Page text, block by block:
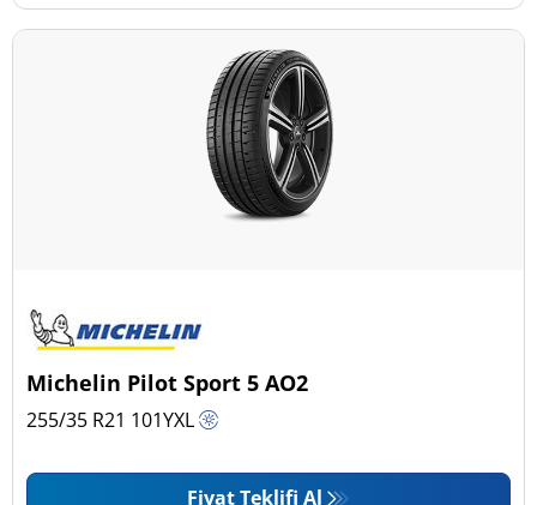
Michelin Pilot Sport 5 AO2
255/35 R21 101YXL
Fiyat Teklifi Al